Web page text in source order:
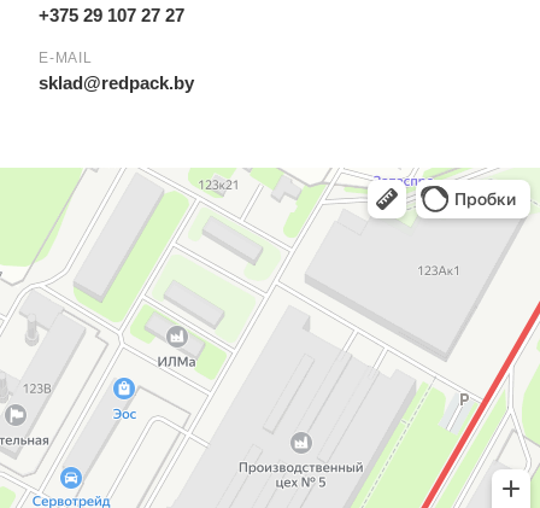
+375 29 107 27 27
E-MAIL
sklad@redpack.by